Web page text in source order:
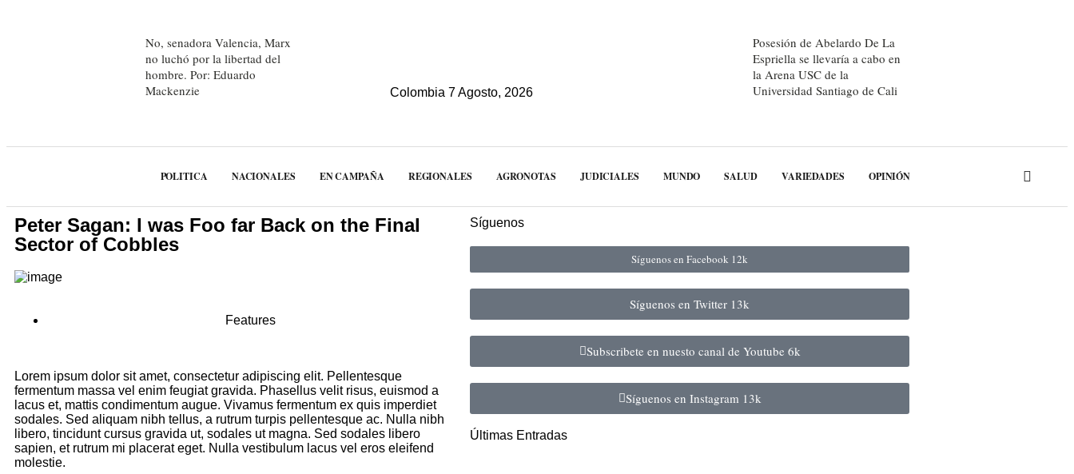
No, senadora Valencia, Marx
no luchó por la libertad del
hombre. Por: Eduardo
Mackenzie
Colombia 7 Agosto, 2026
Posesión de Abelardo De La
Espriella se llevaría a cabo en
la Arena USC de la
Universidad Santiago de Cali
POLITICA NACIONALES EN CAMPAÑA REGIONALES AGRONOTAS JUDICIALES MUNDO SALUD VARIEDADES OPINIÓN
Peter Sagan: I was Foo far Back on the Final
Sector of Cobbles
Features
Lorem ipsum dolor sit amet, consectetur adipiscing elit. Pellentesque
fermentum massa vel enim feugiat gravida. Phasellus velit risus, euismod a
lacus et, mattis condimentum augue. Vivamus fermentum ex quis imperdiet
sodales. Sed aliquam nibh tellus, a rutrum turpis pellentesque ac. Nulla nibh
libero, tincidunt cursus gravida ut, sodales ut magna. Sed sodales libero
sapien, et rutrum mi placerat eget. Nulla vestibulum lacus vel eros eleifend
molestie.
Síguenos
Síguenos en Facebook 12k
Síguenos en Twitter 13k
Subscribete en nuesto canal de Youtube 6k
Síguenos en Instagram 13k
Últimas Entradas